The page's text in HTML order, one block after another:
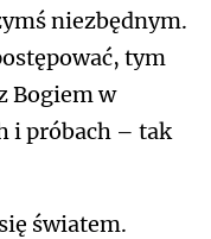
niezbędnym.
tym
Bogiem w
i próbach – tak
światem.